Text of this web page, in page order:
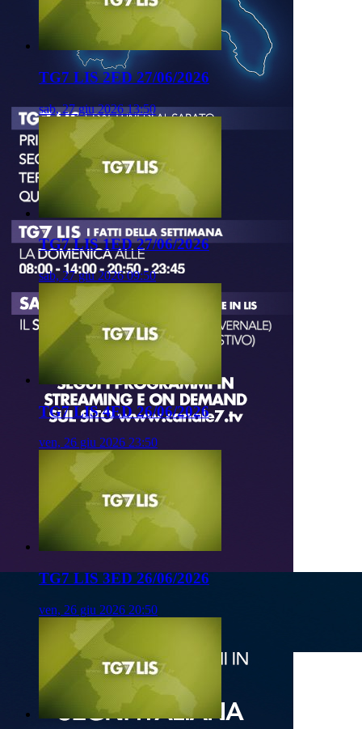
TG7 LIS 2ED 27/06/2026
sab, 27 giu 2026 13:50
TG7 LIS 1ED 27/06/2026
sab, 27 giu 2026 09:50
TG7 LIS 4ED 26/06/2026
ven, 26 giu 2026 23:50
TG7 LIS 3ED 26/06/2026
ven, 26 giu 2026 20:50